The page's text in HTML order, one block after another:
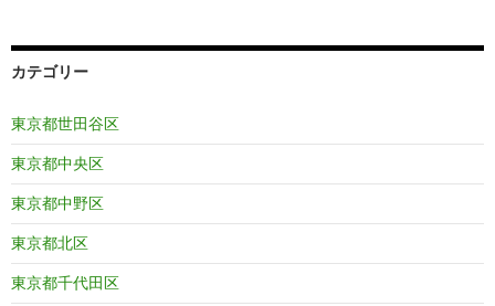
カテゴリー
東京都世田谷区
東京都中央区
東京都中野区
東京都北区
東京都千代田区